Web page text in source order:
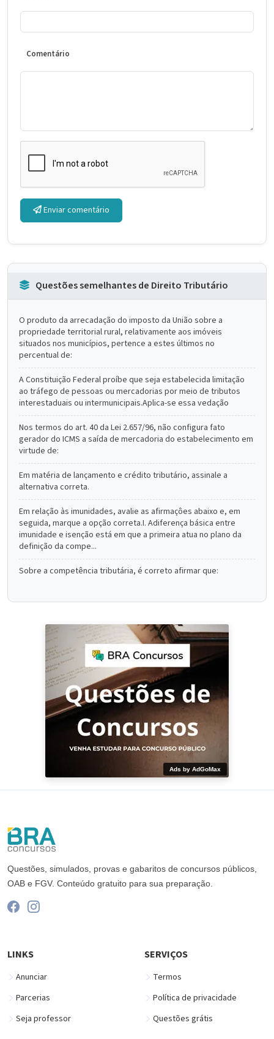
Comentário
Enviar comentário
Questões semelhantes de Direito Tributário
O produto da arrecadação do imposto da União sobre a
propriedade territorial rural, relativamente aos imóveis
situados nos municípios, pertence a estes últimos no
percentual de:
A Constituição Federal proíbe que seja estabelecida limitação
ao tráfego de pessoas ou mercadorias por meio de tributos
interestaduais ou intermunicipais.Aplica-se essa vedação
Nos termos do art. 40 da Lei 2.657/96, não configura fato
gerador do ICMS a saída de mercadoria do estabelecimento em
virtude de:
Em matéria de lançamento e crédito tributário, assinale a
alternativa correta.
Em relação às imunidades, avalie as afirmaçôes abaixo e, em
seguida, marque a opção correta.I. Adiferença básica entre
imunidade e isenção está em que a primeira atua no plano da
definição da compe...
Sobre a competência tributária, é correto afirmar que:
Ads by AdGoMax
Questões, simulados, provas e gabaritos de concursos públicos,
OAB e FGV. Conteúdo gratuito para sua preparação.
LINKS
Anunciar
Parcerias
Seja professor
SERVIÇOS
Termos
Política de privacidade
Questões grátis